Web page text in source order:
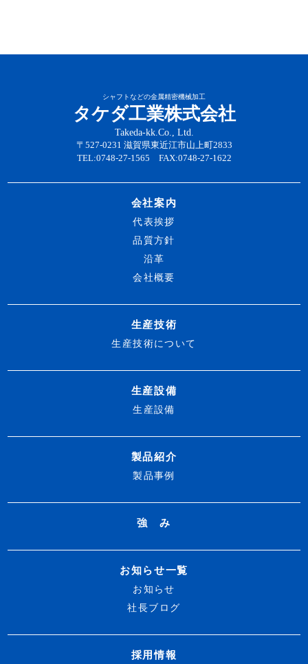
シャフトなどの金属精密機械加工
タケダ工業株式会社
Takeda-kk.Co., Ltd.
〒527-0231 滋賀県東近江市山上町2833
TEL:0748-27-1565 FAX:0748-27-1622
会社案内
代表挨拶
品質方針
沿革
会社概要
生産技術
生産技術について
生産設備
生産設備
製品紹介
製品事例
強 み
お知らせ一覧
お知らせ
社長ブログ
採用情報